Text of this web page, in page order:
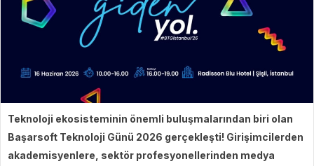
Teknoloji ekosisteminin önemli buluşmalarından biri olan
Başarsoft Teknoloji Günü 2026 gerçekleşti! Girişimcilerden
akademisyenlere, sektör profesyonellerinden medya